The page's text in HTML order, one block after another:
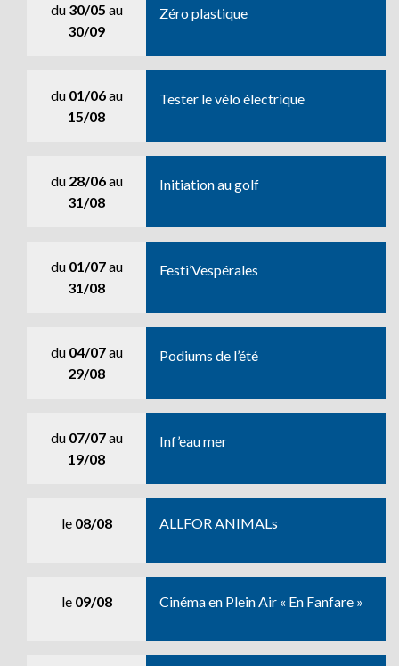
du 30/05 au
30/09
Zéro plastique
du 01/06au
15/08
Tester le vélo électrique
du 28/06au
31/08
Initiation au golf
du 01/07au
31/08
Festi’Vespérales
du 04/07au
29/08
Podiums de l’été
du 07/07au
19/08
Inf’eau mer
le 08/08 ALLFOR ANIMALs
le 09/08 Cinéma en Plein Air « En Fanfare »